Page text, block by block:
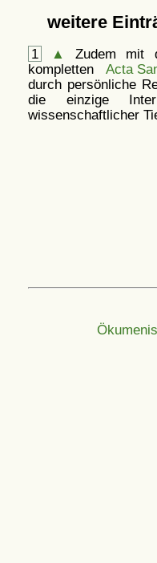
weitere
1 ▲
Zudem mit
kompletten Acta
durch persönliche
die einzige
wissenschaftlicher